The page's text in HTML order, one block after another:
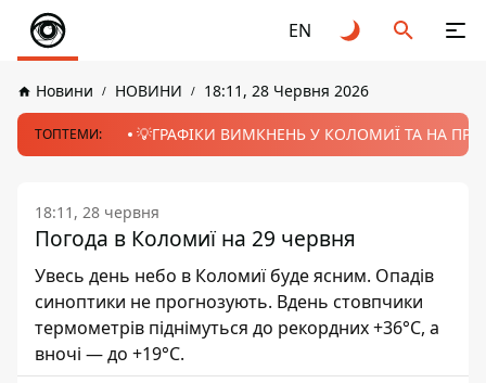
EN
Новини НОВИНИ 18:11, 28 Червня 2026
ТОПТЕМИ: 💡ГРАФІКИ ВИМКНЕНЬ У КОЛОМИЇ ТА НА
18:11, 28 червня
Погода в Коломиї на 29 червня
Увесь день небо в Коломиї буде ясним. Опадів
синоптики не прогнозують. Вдень стовпчики
термометрів піднімуться до рекордних +36°С, а
вночі — до +19°С.